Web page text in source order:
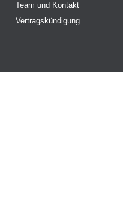
Team und Kontakt
Vertragskündigung